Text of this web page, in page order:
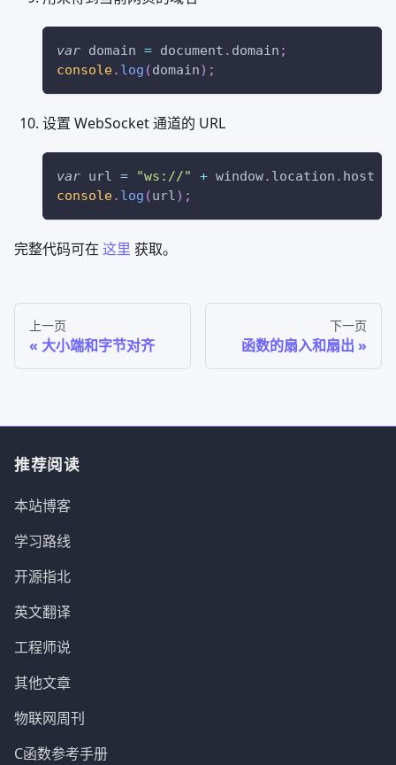
var domain = document . domain ;
console. log (domain) ;
设置 WebSocket 通道的 URL
var url = "ws://" + window. location . host
console. log (url) ;
完整代码可在 这里 获取。
上一页
大小端和字节对齐
下一页
函数的扇入和扇出
推荐阅读
本站博客
学习路线
开源指北
英文翻译
工程师说
其他文章
物联网周刊
C函数参考手册